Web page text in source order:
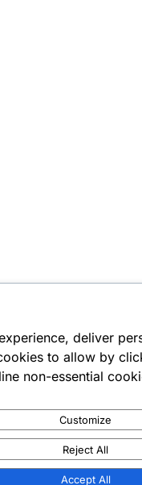
deliver
to allow by
non-essential
Customize
Reject All
Accept All